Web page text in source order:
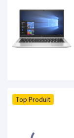
Top Produit